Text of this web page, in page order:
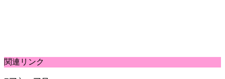
関連リンク